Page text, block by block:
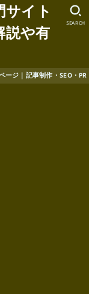
サイト
説や有
ージ｜記事制作・SEO・
SEARCH